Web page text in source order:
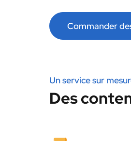
Commander
Un service sur
Des